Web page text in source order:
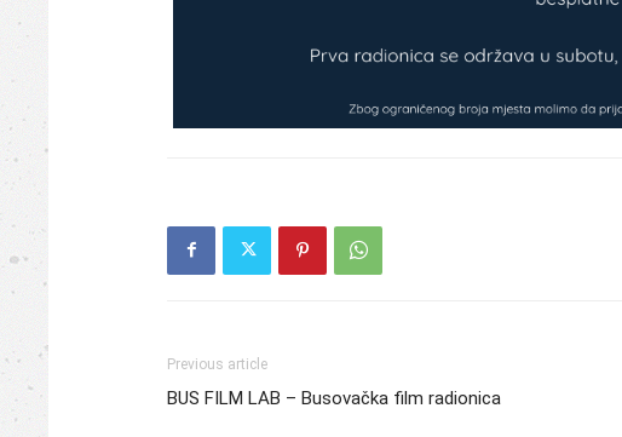
Previous article
BUS FILM LAB – Busovačka film radionica